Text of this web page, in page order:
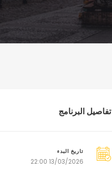
تفاصيل البرنامج
تاريخ البدء
13/03/2026 22:00